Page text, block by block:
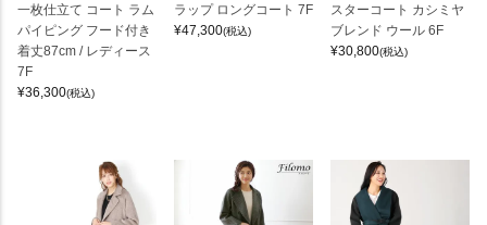
一枚仕立て コート ラム
パイピング フード付き
着丈87cm / レディース
7F
¥36,300(税込)
ラップ ロングコート 7F
¥47,300(税込)
スターコート カシミヤ
ブレンド ウール 6F
¥30,800(税込)